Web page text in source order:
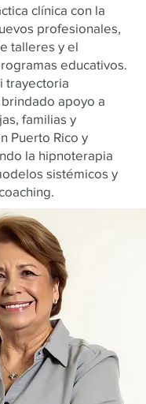
clínica con la
profesionales,
talleres y el
educativos.
trayectoria
apoyo a
familias y
Puerto Rico y
la hipnoterapia
sistémicos y